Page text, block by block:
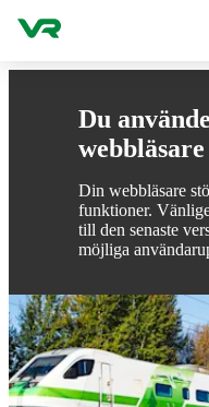
Du
webbläsare
Din webbläsare
funktioner.
till den senaste
möjliga
Gå till innehållet